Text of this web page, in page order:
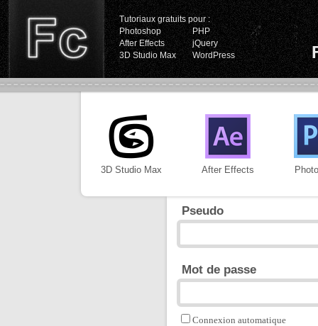
Tutoriaux gratuits pour :
Photoshop
PHP
After Effects
jQuery
3D Studio Max
WordPress
3D Studio Max After Effects
Pseudo
Mot de passe
Connexion automatique